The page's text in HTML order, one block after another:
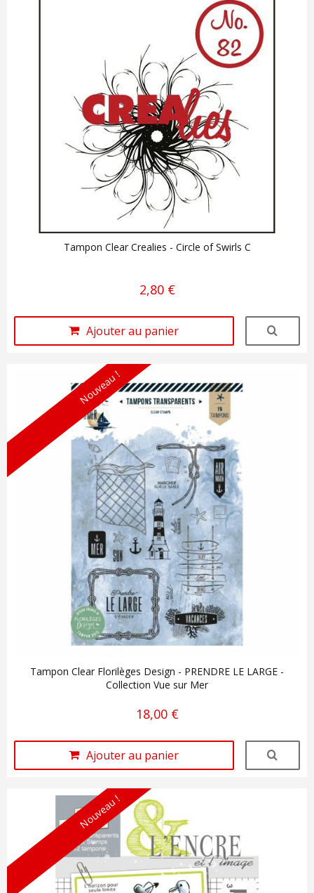
Tampon Clear Crealies - Circle of Swirls C
2,80 €
Ajouter au panier
Nouveau !
Tampon Clear Florilèges Design - PRENDRE LE LARGE -
Collection Vue sur Mer
18,00 €
Ajouter au panier
Nouveau !